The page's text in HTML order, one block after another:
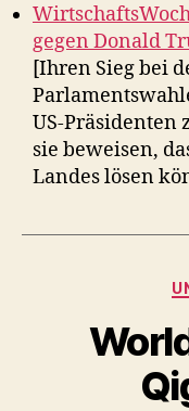
gegen Donald
[Ihren Sieg bei
US-Präsidenten
sie beweisen,
Landes lösen